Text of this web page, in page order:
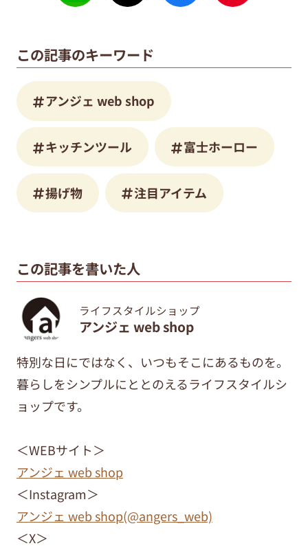
この記事のキーワード
アンジェ web shop
キッチンツール 富士ホーロー
揚げ物 注目アイテム
この記事を書いた人
ライフスタイルショップ
アンジェ web shop
特別な日にではなく、いつもそこにあるものを。
暮らしをシンプルにととのえるライフスタイルシ
ョップです。
＜WEBサイト＞
アンジェ web shop
＜Instagram＞
アンジェ web shop(@angers_web)
＜X＞